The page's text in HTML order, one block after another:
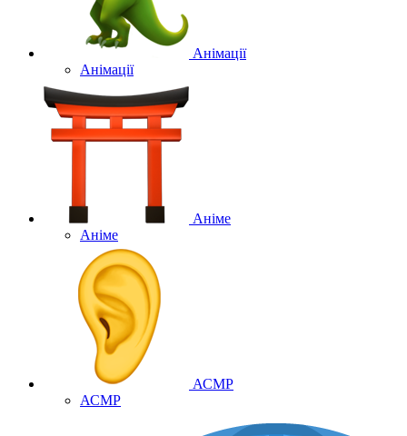
Анімації
Анімації
Аніме
Аніме
АСМР
АСМР